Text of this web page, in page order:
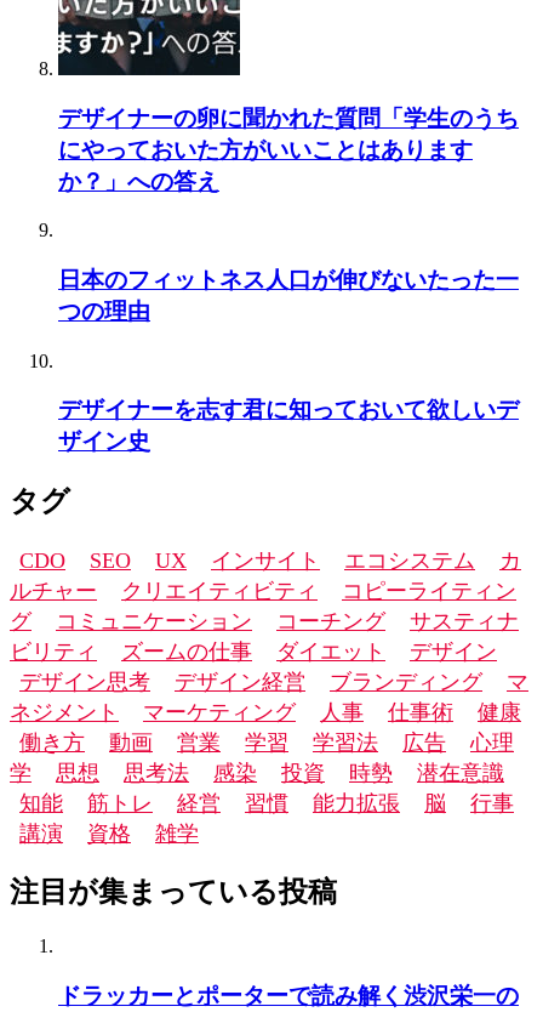
デザイナーの卵に聞かれた質問「学生のうち
にやっておいた方がいいことはあります
か？」への答え
日本のフィットネス人口が伸びないたった一
つの理由
デザイナーを志す君に知っておいて欲しいデ
ザイン史
タグ
CDO SEO UX インサイト エコシステム
カ
ルチャー
クリエイティビティ
コピーライティン
グ
コミュニケーション コーチング
サスティナ
ビリティ
ズームの仕事 ダイエット
デザイン
デザイン思考
デザイン経営 ブランディング
マ
ネジメント
マーケティング 人事 仕事術
健康
働き方
動画 営業 学習 学習法 広告
心理
学
思想 思考法 感染 投資 時勢
潜在意識
知能
筋トレ 経営 習慣 能力拡張 脳
行事
講演
資格 雑学
注目が集まっている投稿
ドラッカーとポーターで読み解く渋沢栄一の